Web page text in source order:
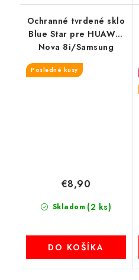
Ochranné tvrdené sklo
Blue Star pre HUAWEI
Nova 8i/Samsung
F11 Pro
Posledné kusy
Skladom (2 ks)
€8,90
DO KOŠÍKA